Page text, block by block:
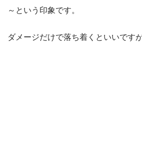
～という印象です。
ダメージだけで落ち着くといいですが